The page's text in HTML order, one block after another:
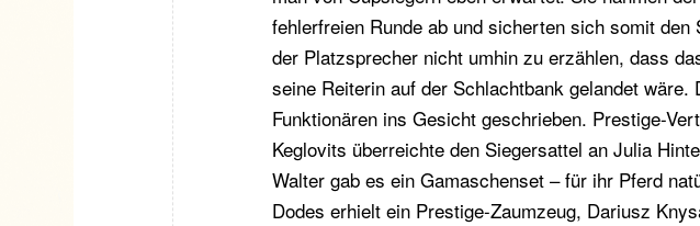
fehlerfreien Runde ab und sicherten sich somit
der Platzsprecher nicht umhin zu erzählen, dass
seine Reiterin auf der Schlachtbank gelandet wäre.
Funktionären ins Gesicht geschrieben. Prestige-
Keglovits überreichte den Siegersattel an Julia
Walter gab es ein Gamaschenset – für ihr Pferd
Dodes erhielt ein Prestige-Zaumzeug, Dariusz